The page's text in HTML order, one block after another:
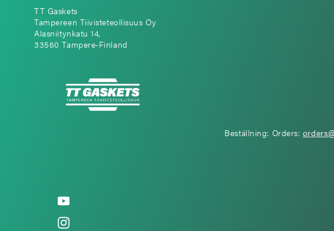
TT Gaskets
Tampereen Tiivisteteollisuus Oy
Alasniitynkatu 14,
33560 Tampere-Finland
Beställning: Orders: